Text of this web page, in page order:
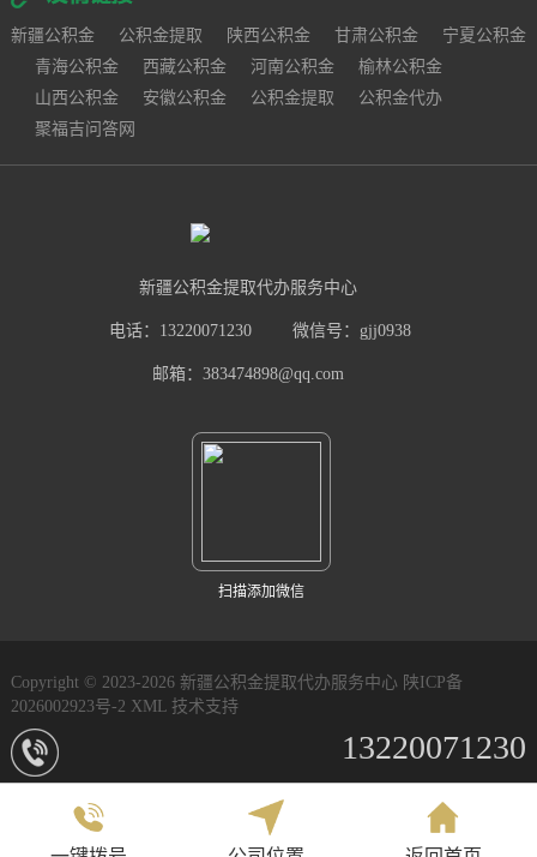
新疆公积金 公积金提取 陕西公积金 甘肃公积金
宁夏公积金
青海公积金
西藏公积金 河南公积金
榆林公积金
山西公积金
安徽公积金 公积金提取
公积金代办
聚福吉问答网
新疆公积金提取代办服务中心
电话：13220071230 微信号：gjj0938
邮箱：383474898@qq.com
扫描添加微信
Copyright © 2023-2026 新疆公积金提取代办服务中心 陕ICP备
2026002923号-2 XML 技术支持
13220071230